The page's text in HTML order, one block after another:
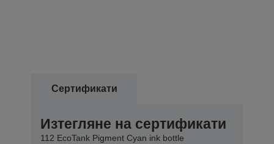
Сертификати
Изтегляне на сертификати
112 EcoTank Pigment Cyan ink bottle